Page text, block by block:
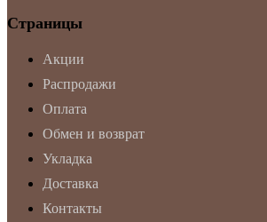
Страницы
Акции
Распродажи
Оплата
Обмен и возврат
Укладка
Доставка
Контакты